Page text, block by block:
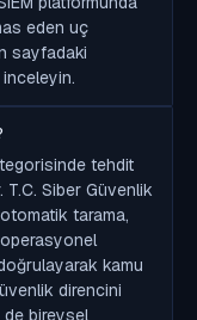
eden uç
sayfadaki
tehdit
Siber Güvenlik
otomatik tarama,
kamu
direncini
de bireysel